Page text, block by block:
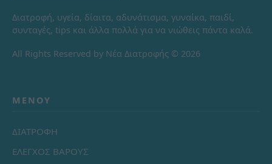
Διατροφή, υγεία, δίαιτα, αδυνάτισμα, γυναίκα, παιδί,
συνταγές, tips και άλλα πολλά για να νιώθεις πάντα καλά.
All Rights Reserved by Νέα Διατροφής © 2026
ΜΕΝΟΎ
ΔΙΑΤΡΟΦΗ
ΕΛΕΓΧΟΣ ΒΑΡΟΥΣ